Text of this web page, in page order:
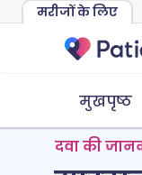
मरीजों के लिए
मुखपृष्ठ
दवा की